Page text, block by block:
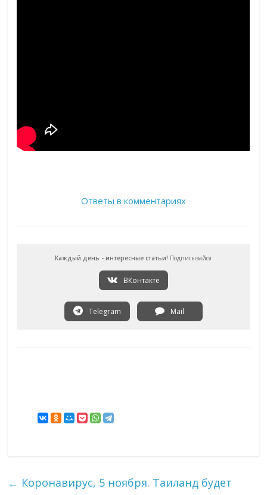
Ответы в комментариях
Каждый день - интересные статьи! Подписывайся
ВКонтакте
Telegram Mail
← Коронавирус, 5 ноября. Таиланд будет